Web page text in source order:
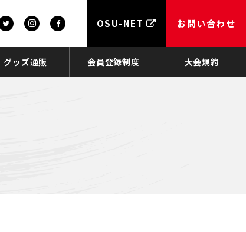
OSU-NET お問い合わせ
グッズ通販 会員登録制度 大会規約